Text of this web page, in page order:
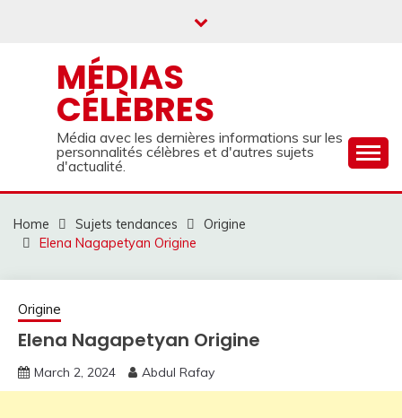
MÉDIAS
CÉLÈBRES
Média avec les dernières informations sur les
personnalités célèbres et d'autres sujets
d'actualité.
Home Sujets tendances
Origine
Elena Nagapetyan Origine
Origine
Elena Nagapetyan Origine
March 2, 2024 Abdul Rafay